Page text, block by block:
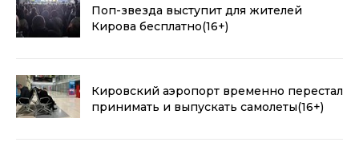
Поп-звезда выступит для жителей
Кирова бесплатно(16+)
Кировский аэропорт временно перестал
принимать и выпускать самолеты(16+)